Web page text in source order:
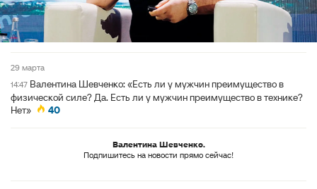
29 марта
14:47 Валентина Шевченко: «Есть ли у мужчин преимущество в
физической силе? Да. Есть ли у мужчин преимущество в технике?
Нет»
40
Валентина Шевченко.
Подпишитесь на новости прямо сейчас!